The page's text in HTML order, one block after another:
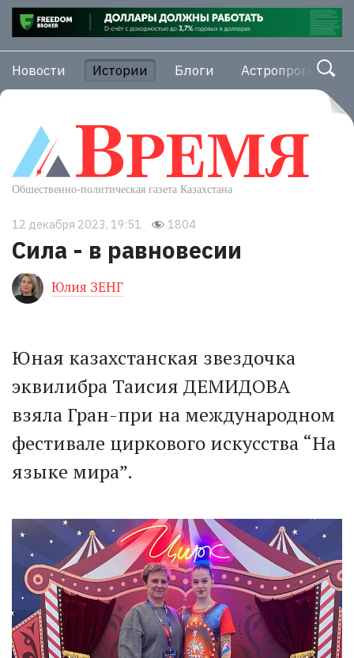
Новости Истории Блоги Астропрогноз
12 декабря 2023, 19:51 1804
Сила - в равновесии
Юлия ЗЕНГ
Юная казахстанская звездочка
эквилибра Таисия ДЕМИДОВА
взяла Гран-при на международном
фестивале циркового искусства “На
языке мира”.